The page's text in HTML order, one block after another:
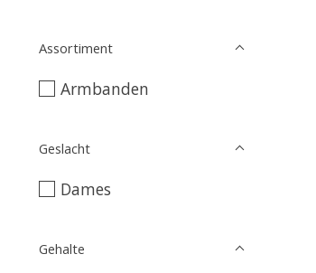
Assortiment
Armbanden
Geslacht
Dames
Gehalte